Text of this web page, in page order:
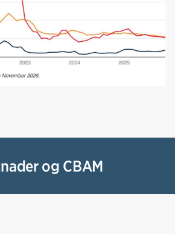
og CBAM